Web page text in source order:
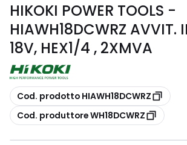
HIKOKI POWER TOOLS -
HIAWH18DCWRZ AVVIT.
18V, HEX1/4 , 2XMVA
copia
Cod. prodotto HIAWH18DCWRZ
copia
Cod. produttore WH18DCWRZ